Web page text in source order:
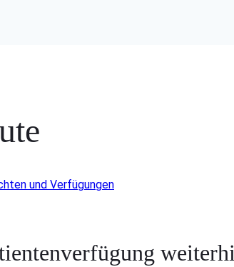
und Verfügungen